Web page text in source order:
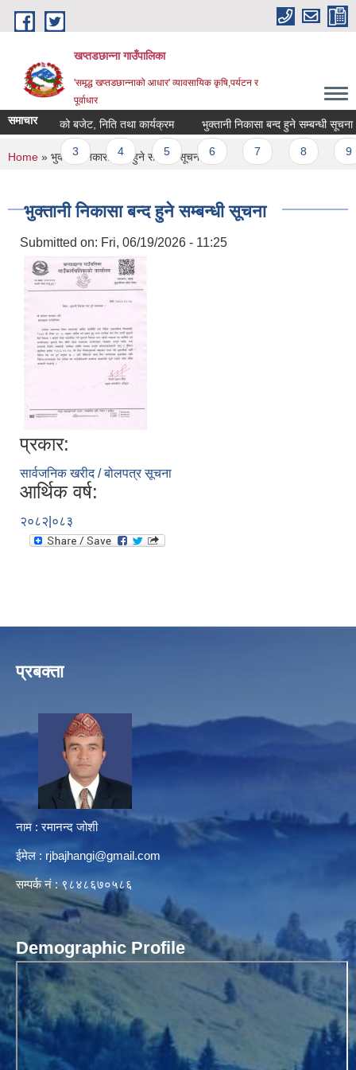
Skip to main content
खप्तडछान्ना गाउँपालिका
'समृद्ध खप्तडछान्नाको आधार' व्यावसायिक कृषि,पर्यटन र
पूर्वाधार
समाचारको बजेट, निति तथा कार्यक्रम भुक्तानी निकासा बन्द हुने सम्बन्धी सूचना
2 3 4 5 6
You are here
Home » भुक्तानी निकासा बन्द हुने सम्बन्धी सूचना
भुक्तानी निकासा बन्द हुने सम्बन्धी सूचना
Submitted on: Fri, 06/19/2026 - 11:25
प्रकार:
सार्वजनिक खरीद / बोलपत्र सूचना
आर्थिक वर्ष:
२०८२|०८३
प्रबक्ता
नाम : रमानन्द जोशी
ईमेल : rjbajhangi@gmail.com
सम्पर्क नं : ९८४८६७०५८६
Demographic Profile